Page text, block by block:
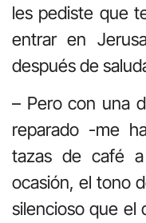
les pediste que
entrar en
después de
– Pero con una
reparado -me
tazas de café
ocasión, el tono
silencioso que el